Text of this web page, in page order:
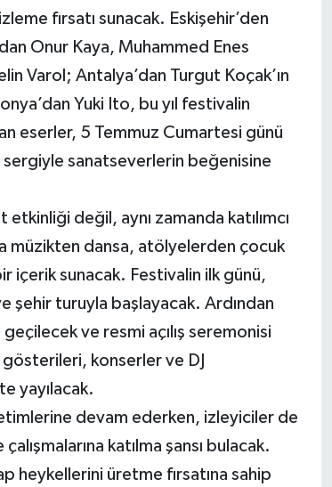
fırsatı sunacak. Eskişehir’den
Onur Kaya, Muhammed Enes
Varol; Antalya’dan Turgut Koçak’ın
Yuki Ito, bu yıl festivalin
eserler, 5 Temmuz Cumartesi günü
sergiyle sanatseverlerin beğenisine
değil, aynı zamanda katılımcı
müzikten dansa, atölyelerden çocuk
içerik sunacak. Festivalin ilk günü,
şehir turuyla başlayacak. Ardından
ve resmi açılış seremonisi
konserler ve DJ
yayılacak.
devam ederken, izleyiciler de
katılma şansı bulacak.
heykellerini üretme fırsatına sahip